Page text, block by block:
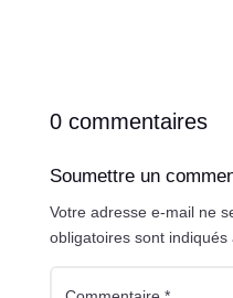
0 commentaires
Soumettre un
Votre adresse e-mail ne
obligatoires sont indiqués